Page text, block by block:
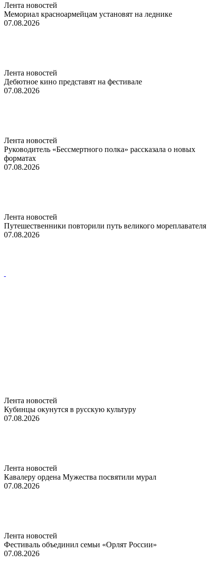
Лента новостей
Мемориал красноармейцам установят на леднике
07.08.2026
Лента новостей
Дебютное кино представят на фестивале
07.08.2026
Лента новостей
Руководитель «Бессмертного полка» рассказала о новых
форматах
07.08.2026
Лента новостей
Путешественники повторили путь великого мореплавателя
07.08.2026
Лента новостей
Кубинцы окунутся в русскую культуру
07.08.2026
Лента новостей
Кавалеру ордена Мужества посвятили мурал
07.08.2026
Лента новостей
Фестиваль объединил семьи «Орлят России»
07.08.2026